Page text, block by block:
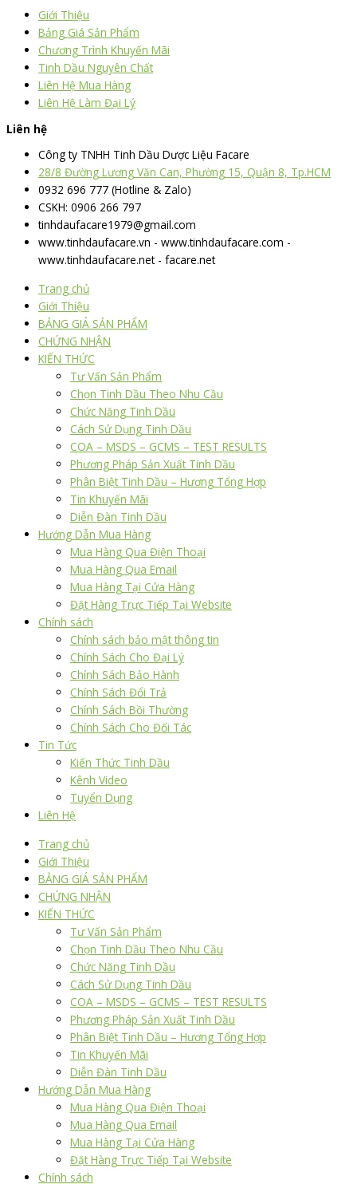
Giới Thiệu
Bảng Giá Sản Phẩm
Chương Trình Khuyến Mãi
Tinh Dầu Nguyên Chất
Liên Hệ Mua Hàng
Liên Hệ Làm Đại Lý
Liên hệ
Công ty TNHH Tinh Dầu Dược Liệu Facare
28/8 Đường Lương Văn Can, Phường 15, Quận 8, Tp.HCM
0932 696 777 (Hotline & Zalo)
CSKH: 0906 266 797
tinhdaufacare1979@gmail.com
www.tinhdaufacare.vn - www.tinhdaufacare.com -
www.tinhdaufacare.net - facare.net
Trang chủ
Giới Thiệu
BẢNG GIÁ SẢN PHẨM
CHỨNG NHẬN
KIẾN THỨC
Tư Vấn Sản Phẩm
Chọn Tinh Dầu Theo Nhu Cầu
Chức Năng Tinh Dầu
Cách Sử Dụng Tinh Dầu
COA – MSDS – GCMS – TEST RESULTS
Phương Pháp Sản Xuất Tinh Dầu
Phân Biệt Tinh Dầu – Hương Tổng Hợp
Tin Khuyến Mãi
Diễn Đàn Tinh Dầu
Hướng Dẫn Mua Hàng
Mua Hàng Qua Điện Thoại
Mua Hàng Qua Email
Mua Hàng Tại Cửa Hàng
Đặt Hàng Trực Tiếp Tại Website
Chính sách
Chính sách bảo mật thông tin
Chính Sách Cho Đại Lý
Chính Sách Bảo Hành
Chính Sách Đổi Trả
Chính Sách Bồi Thường
Chính Sách Cho Đối Tác
Tin Tức
Kiến Thức Tinh Dầu
Kênh Video
Tuyển Dụng
Liên Hệ
Trang chủ
Giới Thiệu
BẢNG GIÁ SẢN PHẨM
CHỨNG NHẬN
KIẾN THỨC
Tư Vấn Sản Phẩm
Chọn Tinh Dầu Theo Nhu Cầu
Chức Năng Tinh Dầu
Cách Sử Dụng Tinh Dầu
COA – MSDS – GCMS – TEST RESULTS
Phương Pháp Sản Xuất Tinh Dầu
Phân Biệt Tinh Dầu – Hương Tổng Hợp
Tin Khuyến Mãi
Diễn Đàn Tinh Dầu
Hướng Dẫn Mua Hàng
Mua Hàng Qua Điện Thoại
Mua Hàng Qua Email
Mua Hàng Tại Cửa Hàng
Đặt Hàng Trực Tiếp Tại Website
Chính sách